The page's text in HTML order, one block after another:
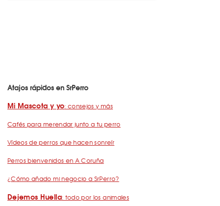
Atajos rápidos en SrPerro
Mi Mascota y yo: consejos y más
Cafés para merendar junto a tu perro
Vídeos de perros que hacen sonreír
Perros bienvenidos en A Coruña
¿Cómo añado mi negocio a SrPerro?
Dejemos Huella: todo por los animales